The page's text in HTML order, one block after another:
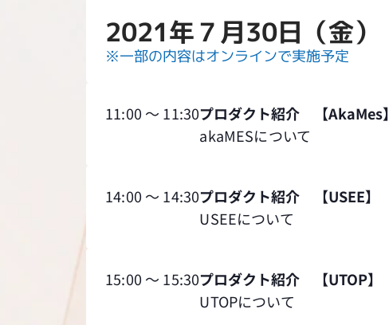
2021年７月30日（金）
※一部の内容はオンラインで実施予定
11:00 ～ 11:30プロダクト紹介 【AkaMes】
akaMESについて
14:00 ～ 14:30プロダクト紹介 【USEE】
USEEについて
15:00 ～ 15:30プロダクト紹介 【UTOP】
UTOPについて